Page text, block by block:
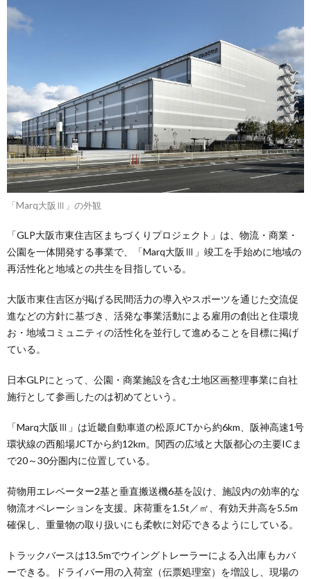
「Marq大阪Ⅲ」の外観
「GLP大阪市東住吉区まちづくりプロジェクト」は、物流・商業・
公園を一体開発する事業で、「Marq大阪Ⅲ」竣工を手始めに地域の
再活性化と地域との共生を目指している。
大阪市東住吉区が掲げる民間活力の導入やスポーツを通じた交流促
進などの方針に基づき、活発な事業活動による雇用の創出と住環境
お・地域コミュニティの活性化を並行して進めることを目標に掲げ
ている。
日本GLPにとって、公園・商業施設を含む土地区画整理事業に自社
施行として参画したのは初めてという。
「Marq大阪Ⅲ」は近畿自動車道の松原JCTから約6km、阪神高速1号
環状線の西船場JCTから約12km。関西の広域と大阪都心の主要ICま
で20～30分圏内に位置している。
荷物用エレベーター2基と垂直搬送機6基を設け、施設内の効率的な
物流オペレーションを支援。床荷重を1.5t／㎡、有効天井高を5.5m
確保し、重量物の取り扱いにも柔軟に対応できるようにしている。
トラックバースは13.5mでウイングトレーラーによる入出庫もカバ
ーできる。ドライバー用の入荷室（伝票処理室）を増設し、現場の